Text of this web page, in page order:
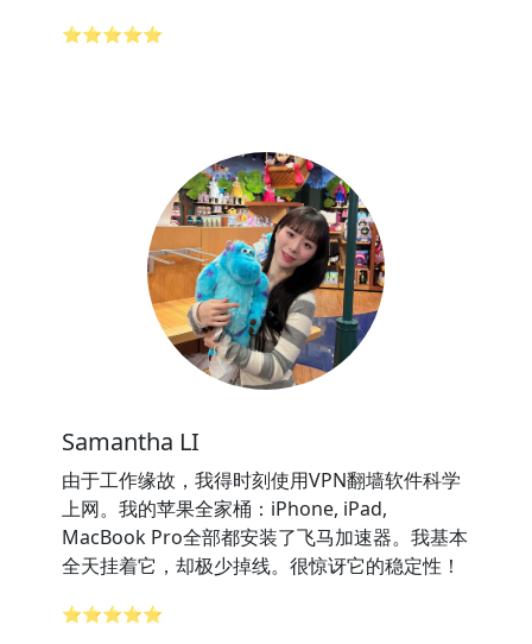
⭐⭐⭐⭐⭐
Samantha LI
由于工作缘故，我得时刻使用VPN翻墙软件科学
上网。我的苹果全家桶：iPhone, iPad,
MacBook Pro全部都安装了飞马加速器。我基本
全天挂着它，却极少掉线。很惊讶它的稳定性！
⭐⭐⭐⭐⭐